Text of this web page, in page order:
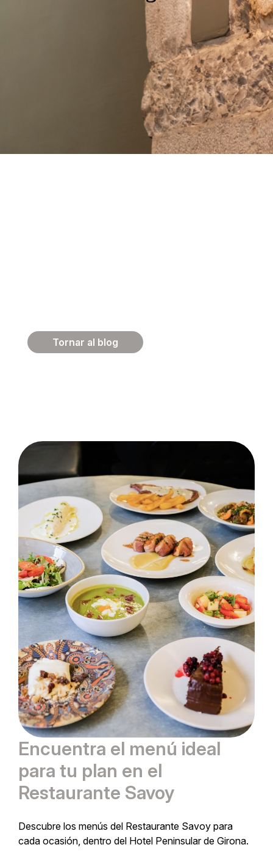
FECHA DE SALIDA
Tornar al blog
Encuentra el menú ideal
para tu plan en el
Restaurante Savoy
Descubre los menús del Restaurante Savoy para
cada ocasión, dentro del Hotel Peninsular de Girona.